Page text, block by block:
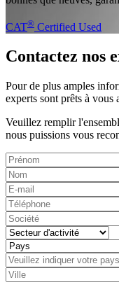
CAT® Certified Used
Contactez nos
Pour de plus amples
experts sont prêts à vous
Veuillez remplir
nous puissions vous